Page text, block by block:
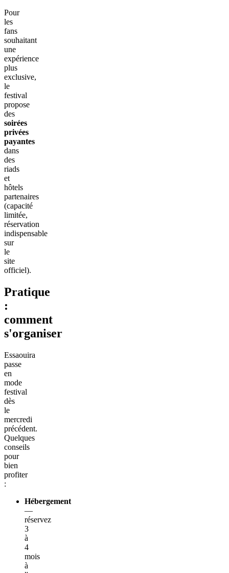
Pour
les
fans
souhaitant
une
expérience
plus
exclusive,
le
festival
propose
des
soirées
privées
payantes
dans
des
riads
et
hôtels
partenaires
(capacité
limitée,
réservation
indispensable
sur
le
site
officiel).
Pratique
:
comment
s'organiser
Essaouira
passe
en
mode
festival
dès
le
mercredi
précédent.
Quelques
conseils
pour
bien
profiter
:
Hébergement
—
réservez
3
à
4
mois
à